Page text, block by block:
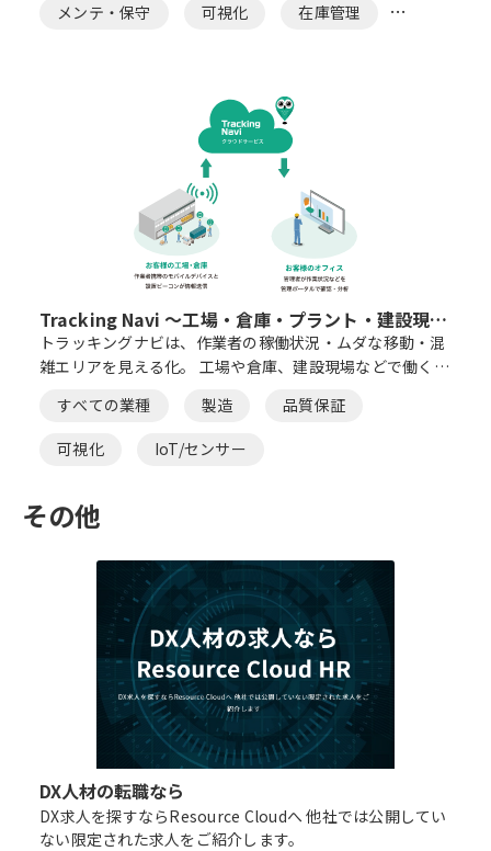
メンテ・保守
可視化
在庫管理
Tracking Navi ～工場・倉庫・プラント・建設現場
向け 動線分析ツール～
トラッキングナビは、作業者の稼働状況・ムダな移動・混
雑エリアを見える化。 工場や倉庫、建設現場などで働くす
します。
すべての業種 製造
品質保証
可視化
IoT/センサー
その他
DX人材の転職なら
DX求人を探すならResource Cloudへ 他社では公開してい
ない限定された求人をご紹介します。